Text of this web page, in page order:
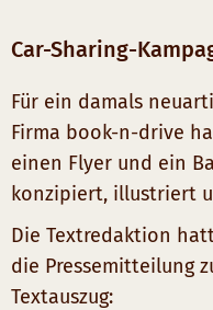
Car-Sharing-
Für ein damals
Firma book-n-drive
einen Flyer und ein
konzipiert, illustriert
Die Textredaktion
die Pressemitteilung
Textauszug: